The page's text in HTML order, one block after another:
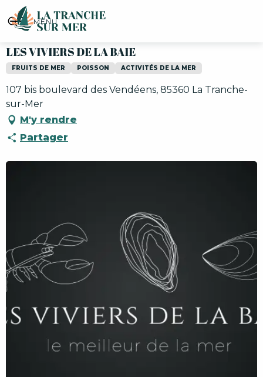
Aller
au
contenu
principal
MENU
LES VIVIERS DE LA BAIE
LES VIVIERS DE LA BAIE
FRUITS DE MER POISSON ACTIVITÉS DE LA MER
107 bis boulevard des Vendéens, 85360 La Tranche-
sur-Mer
M'y rendre
Partager